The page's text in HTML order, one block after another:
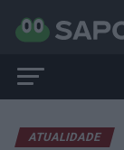
ATUALIDADE